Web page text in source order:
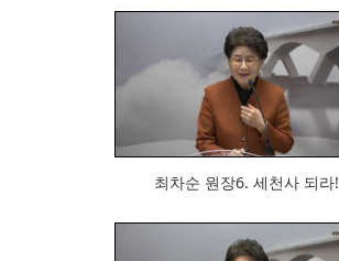
최차순 원장6. 세천사 되라!